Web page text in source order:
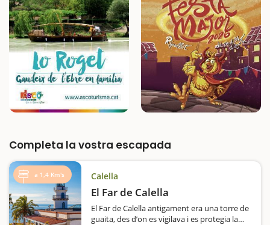
Completa la vostra escapada
a 1,4 Km's Calella
El Far de Calella
El Far de Calella antigament era una torre de
guaita, des d’on es vigilava i es protegia la